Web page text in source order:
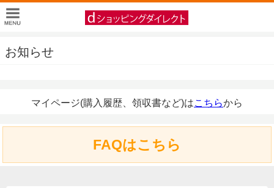
お知らせ
マイページ(購入履歴、領収書など)はこちらから
FAQはこちら